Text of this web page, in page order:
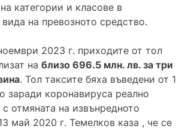
категории и класове в
на превозното средство.
2023 г. приходите от тол
на близо 696.5 млн. лв. за три
. Тол таксите бяха въведени от 1
заради коронавируса реално
с отмяната на извънредното
май 2020 г. Темелков каза , че се